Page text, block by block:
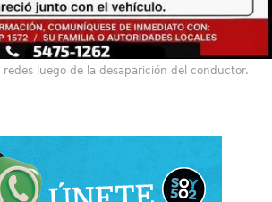
luego de la desaparición del conductor.